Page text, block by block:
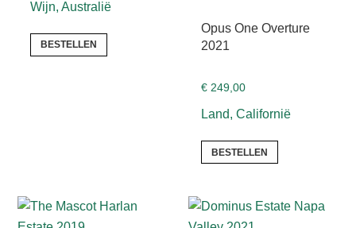
Wijn, Australië
BESTELLEN
Opus One Overture
2021
€249,00
Land, Californië
BESTELLEN